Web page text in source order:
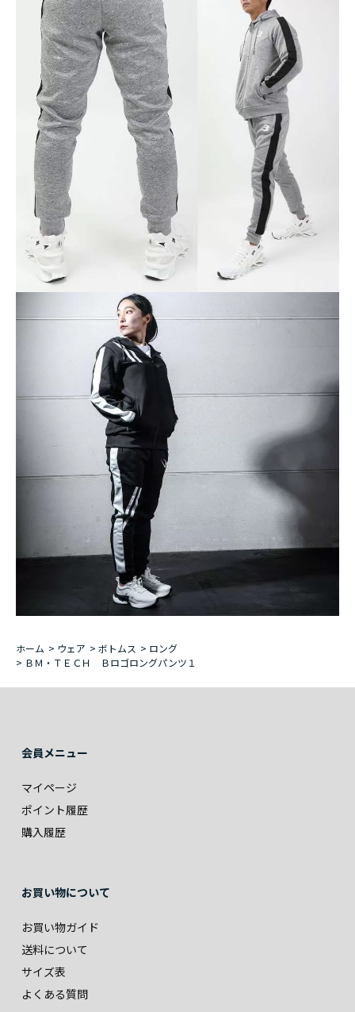
ホーム > ウェア > ボトムス > ロング
> ＢＭ・ＴＥＣＨ Ｂロゴロングパンツ１
会員メニュー
マイページ
ポイント履歴
購入履歴
お買い物について
お買い物ガイド
送料について
サイズ表
よくある質問